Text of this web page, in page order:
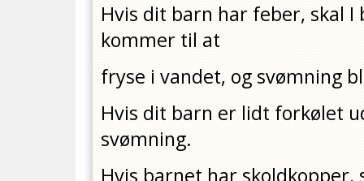
Hvis dit barn har feber, skal
kommer til at
fryse i vandet, og svømning
Hvis dit barn er lidt forkølet
svømning.
Hvis barnet har